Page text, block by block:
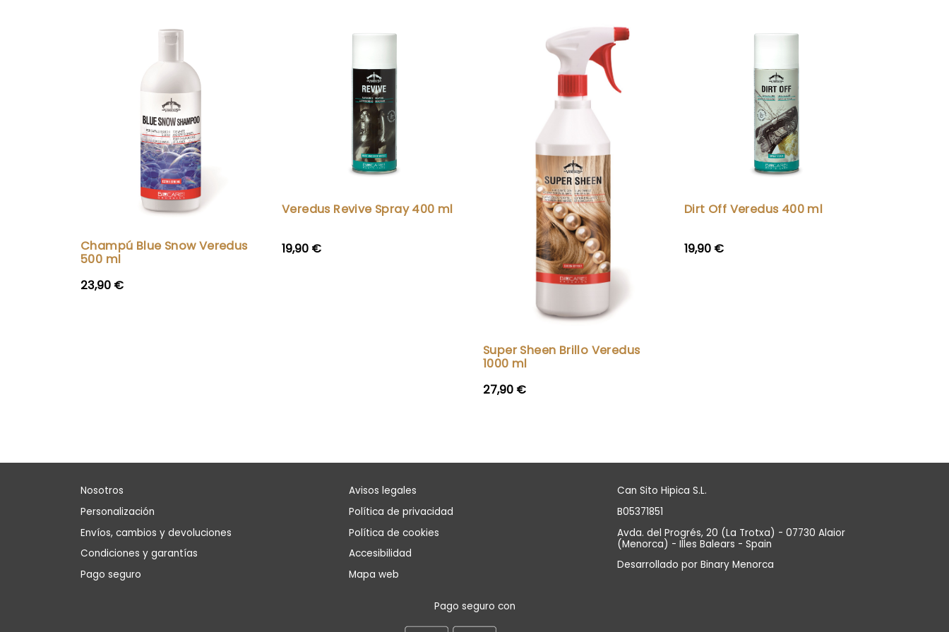
Champú Blue Snow Veredus
500 ml
23,90 €
Veredus Revive Spray 400 ml
19,90 €
Super Sheen Brillo Veredus
1000 ml
27,90 €
Dirt Off Veredus 400 ml
19,90 €
Nosotros
Personalización
Envíos, cambios y devoluciones
Condiciones y garantías
Pago seguro
Avisos legales
Política de privacidad
Política de cookies
Accesibilidad
Mapa web
Can Sito Hipica S.L.
B05371851
Avda. del Progrés, 20 (La Trotxa) - 07730 Alaior
(Menorca) - Illes Balears - Spain
Desarrollado por Binary Menorca
Pago seguro con